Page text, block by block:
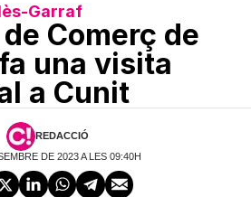
Garraf
Comerç de
una visita
a Cunit
REDACCIÓ
DE 2023 A LES 09:40H